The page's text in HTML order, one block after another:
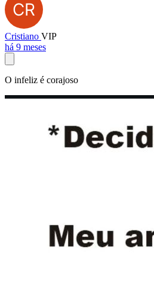
Cristiano VIP
há 9 meses
O infeliz é corajoso